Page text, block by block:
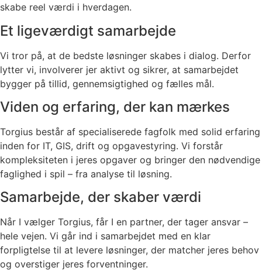
skabe reel værdi i hverdagen.
Et ligeværdigt samarbejde
Vi tror på, at de bedste løsninger skabes i dialog. Derfor
lytter vi, involverer jer aktivt og sikrer, at samarbejdet
bygger på tillid, gennemsigtighed og fælles mål.
Viden og erfaring, der kan mærkes
Torgius består af specialiserede fagfolk med solid erfaring
inden for IT, GIS, drift og opgavestyring. Vi forstår
kompleksiteten i jeres opgaver og bringer den nødvendige
faglighed i spil – fra analyse til løsning.
Samarbejde, der skaber værdi
Når I vælger Torgius, får I en partner, der tager ansvar –
hele vejen. Vi går ind i samarbejdet med en klar
forpligtelse til at levere løsninger, der matcher jeres behov
og overstiger jeres forventninger.